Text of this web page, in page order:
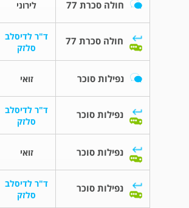
חולה סכרת 77 לירוני
חולה סכרת 77
ד"ר לדיסלב
סלזק
נפילות סוכר זואי
נפילות סוכר
ד"ר לדיסלב
סלזק
נפילות סוכר זואי
נפילות סוכר
ד"ר לדיסלב
סלזק